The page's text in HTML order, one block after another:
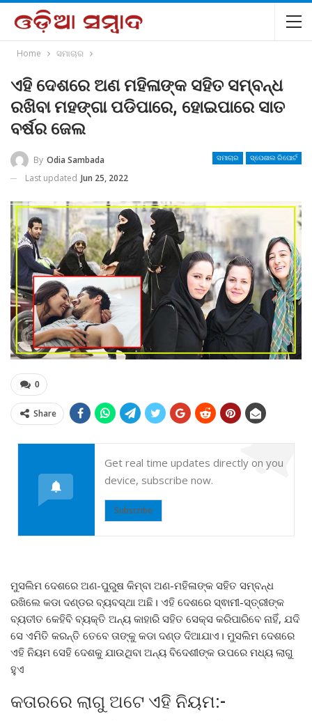
Home ସମାଚାର
ଏହି ଦେଶରେ ଅଣ ମହିଳାଙ୍କ ସହିତ ସମ୍ବନ୍ଧ
ରଖିବା ମହଙ୍ଗା ପଡିପାରେ, ହୋଇପାରେ ସାତ
ବର୍ଷର ଜେଲ
ସମାଚାର ସ୍ପେଶାଲ ରିପୋର୍ଟ
By Odia Sambada
Last updated Jun 25, 2022
0
Share
Get real time updates directly on you
device, subscribe now.
Subscribe
ମୁସଲିମ ଦେଶରେ ଅଣ-ପୁରୁଷ କିମ୍ବା ଅଣ-ମହିଳାଙ୍କ ସହିତ ସମ୍ବନ୍ଧ
ରଖିଲେ କଡା ଦଣ୍ଡର ବ୍ୟବସ୍ଥା ଅଛି। ଏହି ଦେଶରେ ସ୍ଵାମୀ-ସ୍ତ୍ରୀଙ୍କ
ବ୍ୟତୀତ କେହିବି ବ୍ୟକ୍ତି ଅନ୍ୟ କାହାରି ସହିତ ସେକ୍ସ କରିପାରିବେ ନାହିଁ, ଯଦି
ସେ ଏମିତି କରନ୍ତି ତେବେ ତାଙ୍କୁ କଡା ଦଣ୍ଡ ଦିଆଯାଏ। ମୁସଲିମ ଦେଶରେ
ଏହି ନିୟମ ସେହି ଦେଶକୁ ଯାଉଥିବା ଅନ୍ୟ ବିଦେଶୀଙ୍କ ଉପରେ ମଧ୍ୟ ଲାଗୁ
ହୁଏ
କତାରରେ ଲାଗୁ ଅଟେ ଏହି ନିୟମ:-